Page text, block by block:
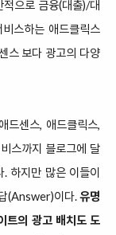
으로 금융(대출)/대
스하는 애드클릭스
스 보다 광고의 다양
드센스, 애드클릭스,
스까지 블로그에 달
하지만 많은 이들이
(Answer)이다.유명
트의 광고 배치도 도